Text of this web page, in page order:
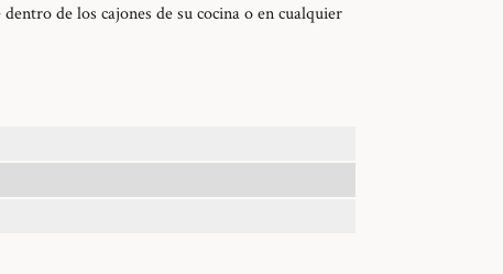
de los cajones de su cocina o en cualquier